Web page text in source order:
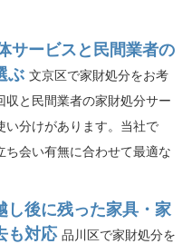
サービスと民間業者の
ぶ 文京区で家財処分をお考
収と民間業者の家財処分サー
い分けがあります。当社で
ち会い有無に合わせて最適な
し後に残った家具・家
も対応 品川区で家財処分を